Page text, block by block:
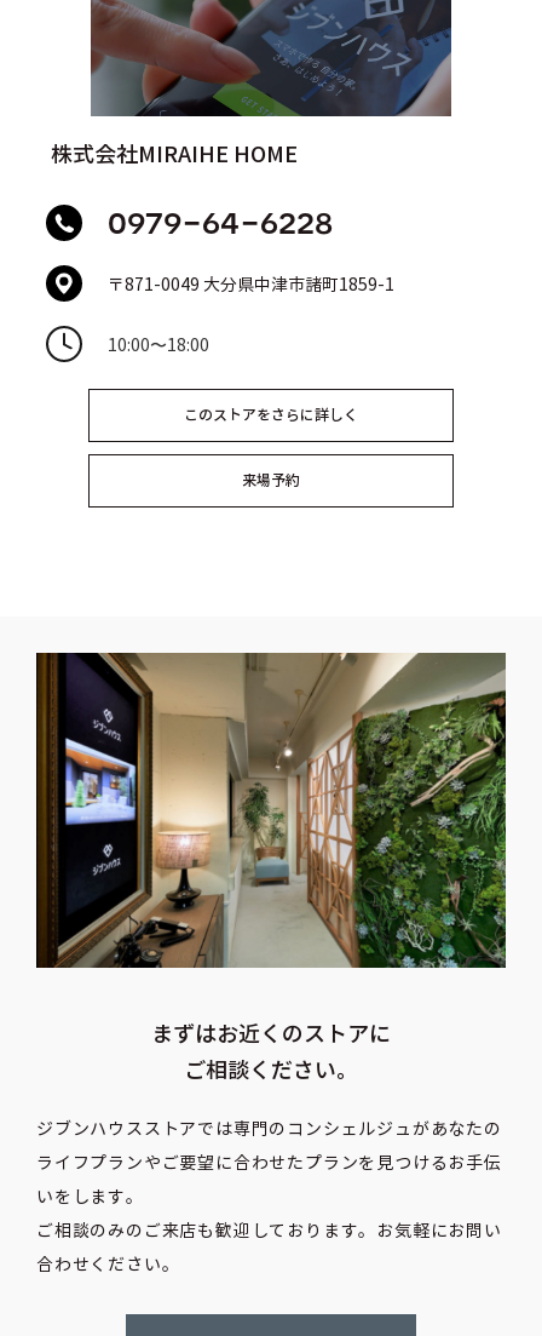
株式会社MIRAIHE HOME
0979-64-6228
〒871-0049 大分県中津市諸町1859-1
10:00〜18:00
このストアをさらに詳しく
来場予約
まずはお近くのストアに
ご相談ください。
ジブンハウスストアでは専門のコンシェルジュがあなたの
ライフプランや ご要望に合わせたプランを見つけるお手伝
いをします。
ご相談のみのご来店も歓迎しております。お気軽にお問い
合わせください。